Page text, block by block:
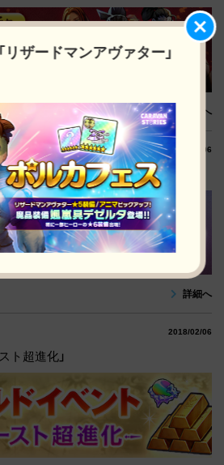
詳細へ
2018/02/06
」先行登場！ピックアップガチャ！
詳細へ
2018/02/06
ト超進化」
リザードマンアヴァター」